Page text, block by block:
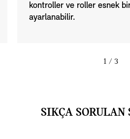
kontroller ve roller esnek
ayarlanabilir.
1 / 3
SIKÇA SORULAN